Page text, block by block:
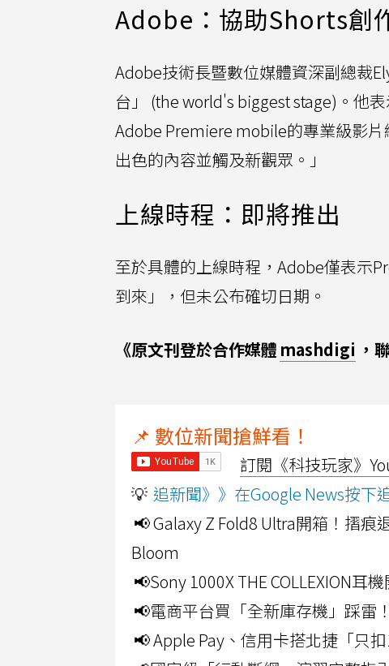
Adobe：協助Shorts創
Adobe技術長暨數位媒體資深副總裁
台」 (the world's biggest stage)。他
Adobe Premiere mobile的專業級影
出色的內容並觸及新觀眾。」
上線時程：即將推出
至於具體的上線時程，Adobe僅表示
到來」，但未公布確切日期。
《原文刊登於合作媒體 mashdigi ，
📌 數位新聞搶鮮看！
訂閱《科技玩家》
💡 追新聞》》在Google News按下
📢 Galaxy Z Fold8 Ultra開箱！摺
Bloom
📢Sony 1000X THE COLLEXION
📢電商平台買「全新庫存機」踩雷
📢 Apple Pay、信用卡搭北捷「只